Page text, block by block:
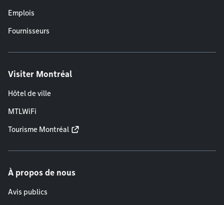
Emplois
Fournisseurs
Visiter Montréal
Hôtel de ville
MTLWiFi
Tourisme Montréal
À propos de nous
Avis publics